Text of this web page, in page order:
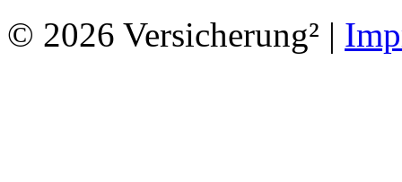
© 2026 Versicherung² |